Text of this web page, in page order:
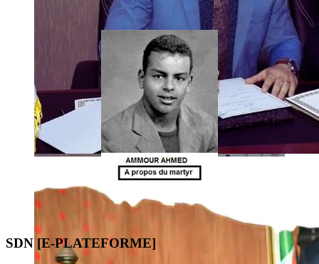
SDN [E-PLATEFORME]